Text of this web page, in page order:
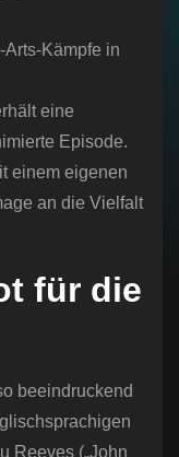
Kämpfe in
eine
Episode.
einem eigenen
an die Vielfalt
für die
beeindruckend
Reeves („John